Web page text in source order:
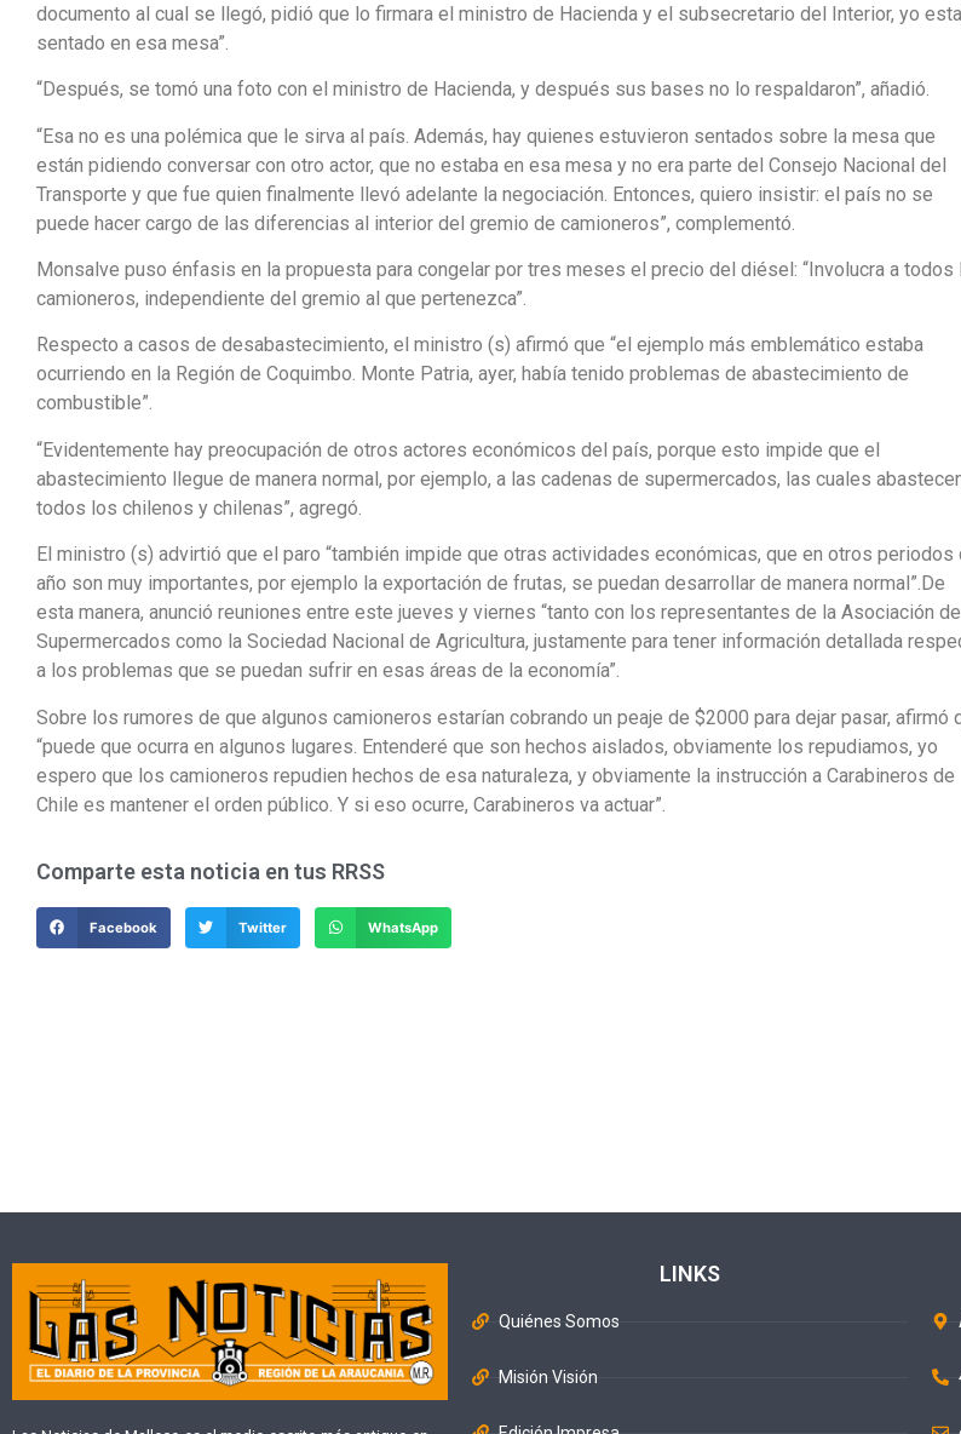
documento al cual se llegó, pidió que lo firmara el ministro de Hacienda y el subsecretario del Interior, yo
sentado en esa mesa”.
“Después, se tomó una foto con el ministro de Hacienda, y después sus bases no lo respaldaron”, añadió.
“Esa no es una polémica que le sirva al país. Además, hay quienes estuvieron sentados sobre la mesa que
están pidiendo conversar con otro actor, que no estaba en esa mesa y no era parte del Consejo Nacional del
Transporte y que fue quien finalmente llevó adelante la negociación. Entonces, quiero insistir: el país no se
puede hacer cargo de las diferencias al interior del gremio de camioneros”, complementó.
Monsalve puso énfasis en la propuesta para congelar por tres meses el precio del diésel: “Involucra a todos
camioneros, independiente del gremio al que pertenezca”.
Respecto a casos de desabastecimiento, el ministro (s) afirmó que “el ejemplo más emblemático estaba
ocurriendo en la Región de Coquimbo. Monte Patria, ayer, había tenido problemas de abastecimiento de
combustible”.
“Evidentemente hay preocupación de otros actores económicos del país, porque esto impide que el
abastecimiento llegue de manera normal, por ejemplo, a las cadenas de supermercados, las cuales
todos los chilenos y chilenas”, agregó.
El ministro (s) advirtió que el paro “también impide que otras actividades económicas, que en otros periodos
año son muy importantes, por ejemplo la exportación de frutas, se puedan desarrollar de manera normal”.De
esta manera, anunció reuniones entre este jueves y viernes “tanto con los representantes de la Asociación de
Supermercados como la Sociedad Nacional de Agricultura, justamente para tener información detallada
a los problemas que se puedan sufrir en esas áreas de la economía”.
Sobre los rumores de que algunos camioneros estarían cobrando un peaje de $2000 para dejar pasar, afirmó
“puede que ocurra en algunos lugares. Entenderé que son hechos aislados, obviamente los repudiamos, yo
espero que los camioneros repudien hechos de esa naturaleza, y obviamente la instrucción a Carabineros de
Chile es mantener el orden público. Y si eso ocurre, Carabineros va actuar”.
Comparte esta noticia en tus RRSS
Facebook Twitter WhatsApp
LINKS
Quiénes Somos
Misión Visión